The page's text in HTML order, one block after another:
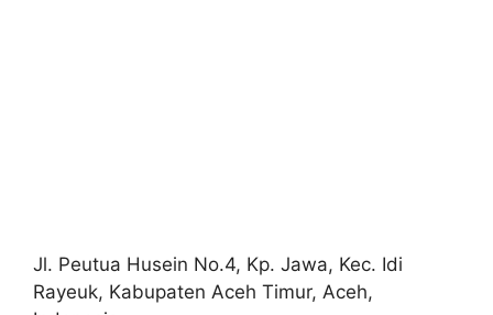
Jl. Peutua Husein No.4, Kp. Jawa, Kec. Idi
Rayeuk, Kabupaten Aceh Timur, Aceh,